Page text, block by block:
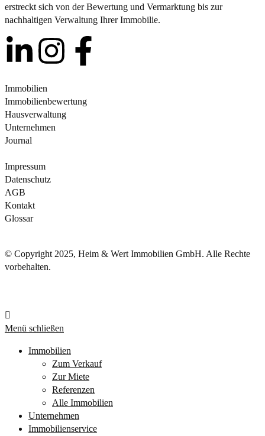
erstreckt sich von der Bewertung und Vermarktung bis zur
nachhaltigen Verwaltung Ihrer Immobilie.
Immobilien
Immobilienbewertung
Hausverwaltung
Unternehmen
Journal
Impressum
Datenschutz
AGB
Kontakt
Glossar
© Copyright 2025, Heim & Wert Immobilien GmbH. Alle Rechte
vorbehalten.
Menü schließen
Immobilien
Zum Verkauf
Zur Miete
Referenzen
Alle Immobilien
Unternehmen
Immobilienservice